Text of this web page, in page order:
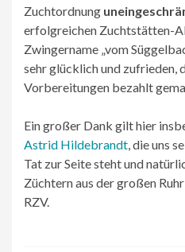
Zuchtordnung
erfolgreichen Zuchtstätten-
Zwingername „vom
sehr glücklich und zufrieden,
Vorbereitungen bezahlt
Ein großer Dank gilt hier
Astrid Hildebrandt, die uns
Tat zur Seite steht und
Züchtern aus der großen
RZV.